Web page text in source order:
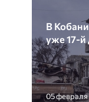
В
уже 17-й
05 февраля